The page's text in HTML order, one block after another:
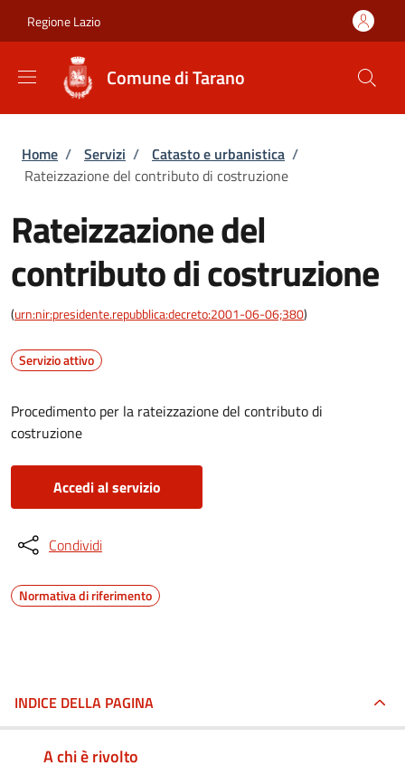
Regione Lazio
Comune di Tarano
Briciole di pane
Home / Servizi / Catasto e urbanistica /
Rateizzazione del contributo di costruzione
Rateizzazione del
contributo di costruzione
(urn:nir:presidente.repubblica:decreto:2001-06-06;380)
Servizio attivo
Procedimento per la rateizzazione del contributo di
costruzione
Accedi al servizio
Condividi
Normativa di riferimento
INDICE DELLA PAGINA
A chi è rivolto